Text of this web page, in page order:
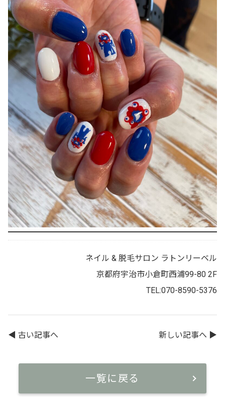
ネイル & 脱毛サロン ラトンリーベル
京都府宇治市小倉町西浦99-80 2F
TEL:070-8590-5376
新しい記事へ ▶︎
◀︎ 古い記事へ
一覧に戻る